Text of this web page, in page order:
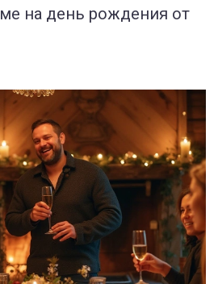
на день рождения от